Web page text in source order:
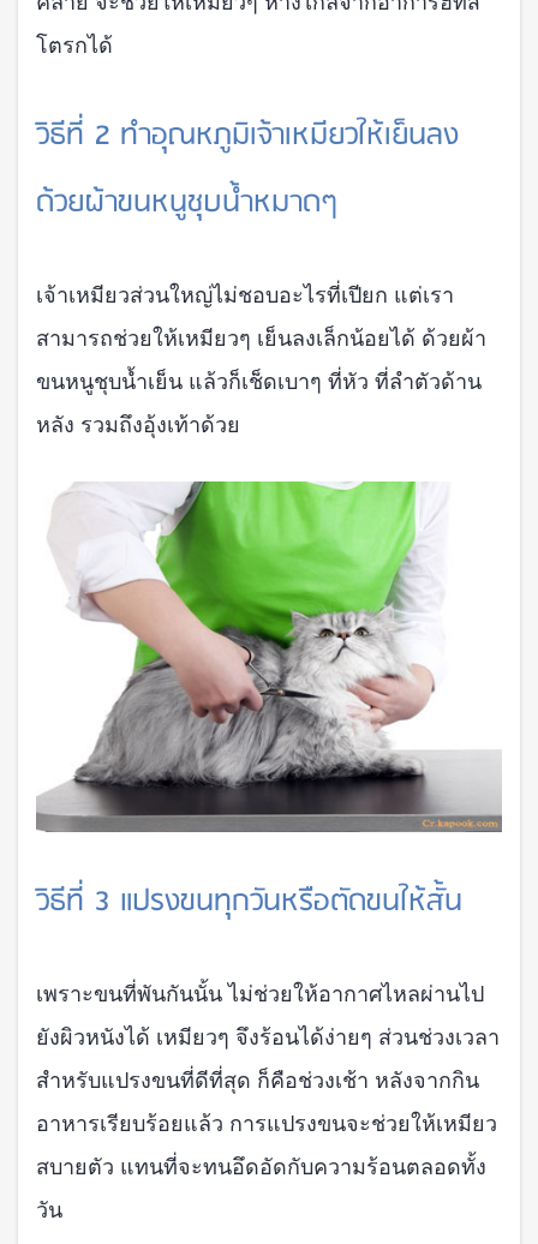
โตรกได้
วิธีที่ 2 ทำอุณหภูมิเจ้าเหมียวให้เย็นลง
ด้วยผ้าขนหนูชุบน้ำหมาดๆ
เจ้าเหมียวส่วนใหญ่ไม่ชอบอะไรที่เปียก แต่เรา
สามารถช่วยให้เหมียวๆ เย็นลงเล็กน้อยได้ ด้วยผ้า
ขนหนูชุบน้ำเย็น แล้วก็เช็ดเบาๆ ที่หัว ที่ลำตัวด้าน
หลัง รวมถึงอุ้งเท้าด้วย
วิธีที่ 3 แปรงขนทุกวันหรือตัดขนให้สั้น
เพราะขนที่พันกันนั้น ไม่ช่วยให้อากาศไหลผ่านไป
ยังผิวหนังได้ เหมียวๆ จึงร้อนได้ง่ายๆ ส่วนช่วงเวลา
สำหรับแปรงขนที่ดีที่สุด ก็คือช่วงเช้า หลังจากกิน
อาหารเรียบร้อยแล้ว การแปรงขนจะช่วยให้เหมียว
สบายตัว แทนที่จะทนอึดอัดกับความร้อนตลอดทั้ง
วัน